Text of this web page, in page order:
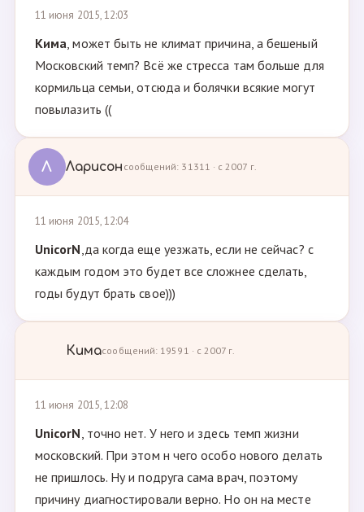
11 июня 2015, 12:03
Кима, может быть не климат причина, а бешеный
Московский темп? Всё же стресса там больше для
кормильца семьи, отсюда и болячки всякие могут
повылазить ((
Л Ларисон сообщений: 31311 · с 2007 г.
11 июня 2015, 12:04
UnicorN,да когда еще уезжать, если не сейчас? с
каждым годом это будет все сложнее сделать,
годы будут брать свое)))
Кимасообщений: 19591 · с 2007 г.
11 июня 2015, 12:08
UnicorN, точно нет. У него и здесь темп жизни
московский. При этом н чего особо нового делать
не пришлось. Ну и подруга сама врач, поэтому
причину диагностировали верно. Но он на месте